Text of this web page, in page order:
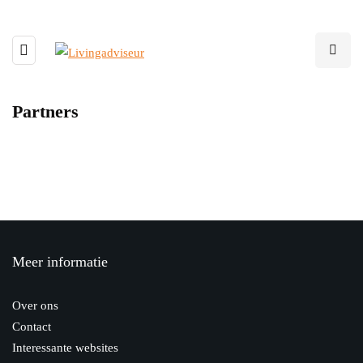
Partners
Meer informatie
Over ons
Contact
Interessante websites